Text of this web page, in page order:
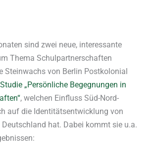
sind zwei neue, interessante
Thema Schulpartnerschaften
Steinwachs von Berlin Postkolonial
Studie „Persönliche Begegnungen in
, welchen Einfluss Süd-Nord-
auf die Identitätsentwicklung von
hat. Dabei kommt sie u.a.